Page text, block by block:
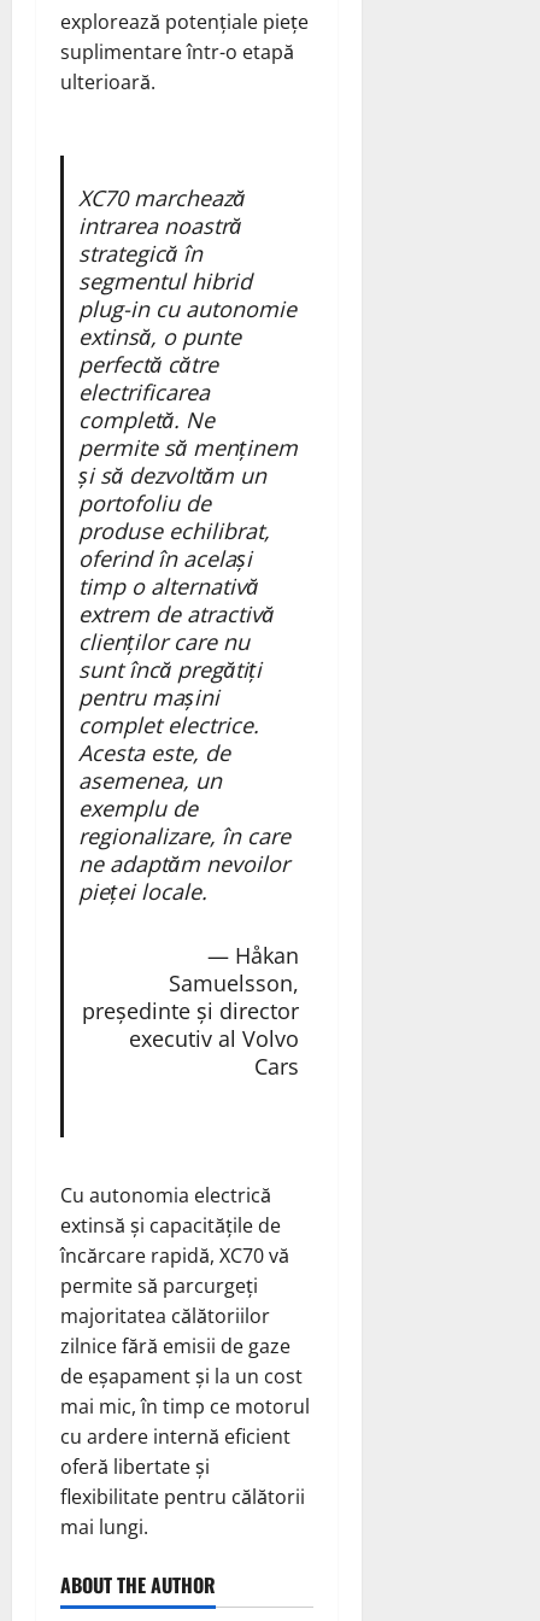
explorează potențiale piețe
suplimentare într-o etapă
ulterioară.
XC70 marchează
intrarea noastră
strategică în
segmentul hibrid
plug-in cu autonomie
extinsă, o punte
perfectă către
electrificarea
completă. Ne
permite să menținem
și să dezvoltăm un
portofoliu de
produse echilibrat,
oferind în același
timp o alternativă
extrem de atractivă
clienților care nu
sunt încă pregătiți
pentru mașini
complet electrice.
Acesta este, de
asemenea, un
exemplu de
regionalizare, în care
ne adaptăm nevoilor
pieței locale.
— Håkan
Samuelsson,
președinte și director
executiv al Volvo
Cars
Cu autonomia electrică
extinsă și capacitățile de
încărcare rapidă, XC70 vă
permite să parcurgeți
majoritatea călătoriilor
zilnice fără emisii de gaze
de eșapament și la un cost
mai mic, în timp ce motorul
cu ardere internă eficient
oferă libertate și
flexibilitate pentru călătorii
mai lungi.
ABOUT THE AUTHOR